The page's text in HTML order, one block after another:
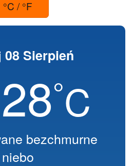
°C / °F
08 Sierpień
28°C
bezchmurne
niebo